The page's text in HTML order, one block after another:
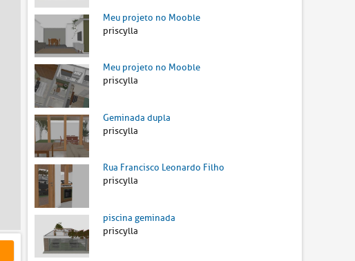
Meu projeto no Mooble
priscylla
Meu projeto no Mooble
priscylla
Geminada dupla
priscylla
Rua Francisco Leonardo Filho
priscylla
piscina geminada
priscylla